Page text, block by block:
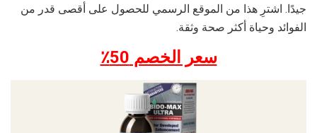
جيدًا. اشترِ هذا من الموقع الرسمي للحصول على أقصى قدر من
الفوائد وحياة أكثر صحة وثقة.
سعر الخصم 50٪